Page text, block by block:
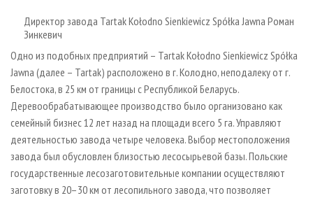
Директор завода Tartak Kołodno Sienkiewicz Spółka Jawna Роман
Зинкевич
Одно из подобных предприятий – Tartak Kołodno Sienkiewicz Spółka
Jawna (далее – Tartak) расположено в г. Колодно, неподалеку от г.
Белостока, в 25 км от границы с Республикой Беларусь.
Деревообрабатывающее производство было организовано как
семейный бизнес 12 лет назад на площади всего 5 га. Управляют
деятельностью завода четыре человека. Выбор местоположения
завода был обусловлен близостью лесосырьевой базы. Польские
государственные лесозаготовительные компании осуществляют
заготовку в 20–30 км от лесопильного завода, что позволяет